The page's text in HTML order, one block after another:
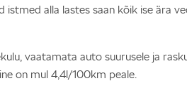
alla lastes saan kõik ise ära
vaatamata auto suurusele ja
on mul 4,4l/100km peale.